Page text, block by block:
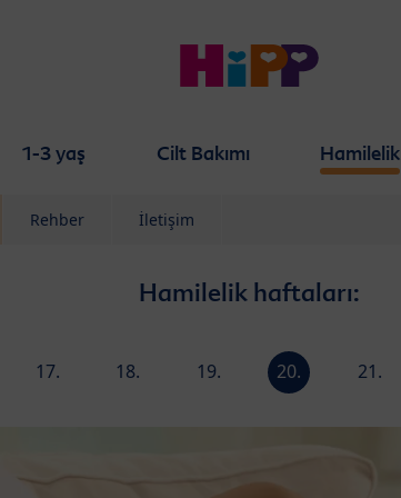
1-3 yaş Cilt Bakımı Hamilelik
Rehber İletişim
Hamilelik haftaları:
17.
18.
19.
20.
21.